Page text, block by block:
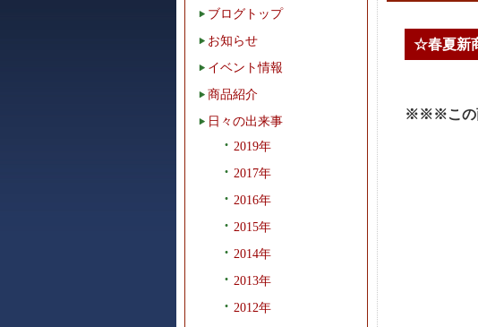
ブログトップ
お知らせ
イベント情報
商品紹介
日々の出来事
2019年
2017年
2016年
2015年
2014年
2013年
2012年
☆春夏新
※※※この